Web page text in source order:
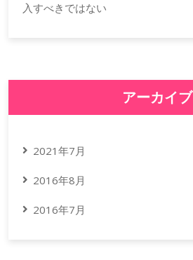
入すべきではない
アーカイブ
2021年7月
2016年8月
2016年7月